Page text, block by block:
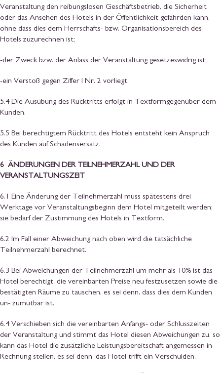
Veranstaltung den reibungslosen Geschäftsbetrieb, die Sicherheit
oder das Ansehen des Hotels in der Öffentlichkeit gefährden kann,
ohne dass dies dem Herrschafts- bzw. Organisationsbereich des
Hotels zuzurechnen ist;
-der Zweck bzw. der Anlass der Veranstaltung gesetzeswidrig ist;
-ein Verstoß gegen Ziffer I Nr. 2 vorliegt.
5.4 Die Ausübung des Rücktritts erfolgt in Textformgegenüber dem
Kunden.
5.5 Bei berechtigtem Rücktritt des Hotels entsteht kein Anspruch
des Kunden auf Schadensersatz.
6 ÄNDERUNGEN DER TEILNEHMERZAHL UND DER
VERANSTALTUNGSZEIT
6.1 Eine Änderung der Teilnehmerzahl muss spätestens drei
Werktage vor Veranstaltungsbeginn dem Hotel mitgeteilt werden;
sie bedarf der Zustimmung des Hotels in Textform.
6.2 Im Fall einer Abweichung nach oben wird die tatsächliche
Teilnehmerzahl berechnet.
6.3 Bei Abweichungen der Teilnehmerzahl um mehr als 10% ist das
Hotel berechtigt, die vereinbarten Preise neu festzusetzen sowie die
bestätigten Räume zu tauschen, es sei denn, dass dies dem Kunden
un- zumutbar ist.
6.4 Verschieben sich die vereinbarten Anfangs- oder Schlusszeiten
der Veranstaltung und stimmt das Hotel diesen Abweichungen zu, so
kann das Hotel die zusätzliche Leistungsbereitschaft angemessen in
Rechnung stellen, es sei denn, das Hotel trifft ein Verschulden.